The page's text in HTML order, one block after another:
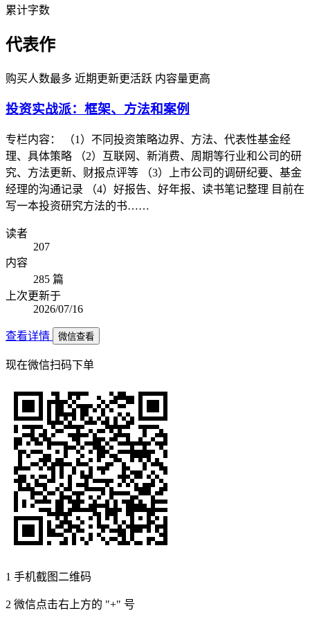
累计字数
代表作
购买人数最多 近期更新更活跃 内容量更高
投资实战派：框架、方法和案例
专栏内容： （1）不同投资策略边界、方法、代表性基金经
理、具体策略 （2）互联网、新消费、周期等行业和公司的研
究、方法更新、财报点评等 （3）上市公司的调研纪要、基金
经理的沟通记录 （4）好报告、好年报、读书笔记整理 目前在
写一本投资研究方法的书……
读者
207
内容
285 篇
上次更新于
2026/07/16
查看详情 微信查看
现在微信扫码下单
1 手机截图二维码
2 微信点击右上方的 "+" 号